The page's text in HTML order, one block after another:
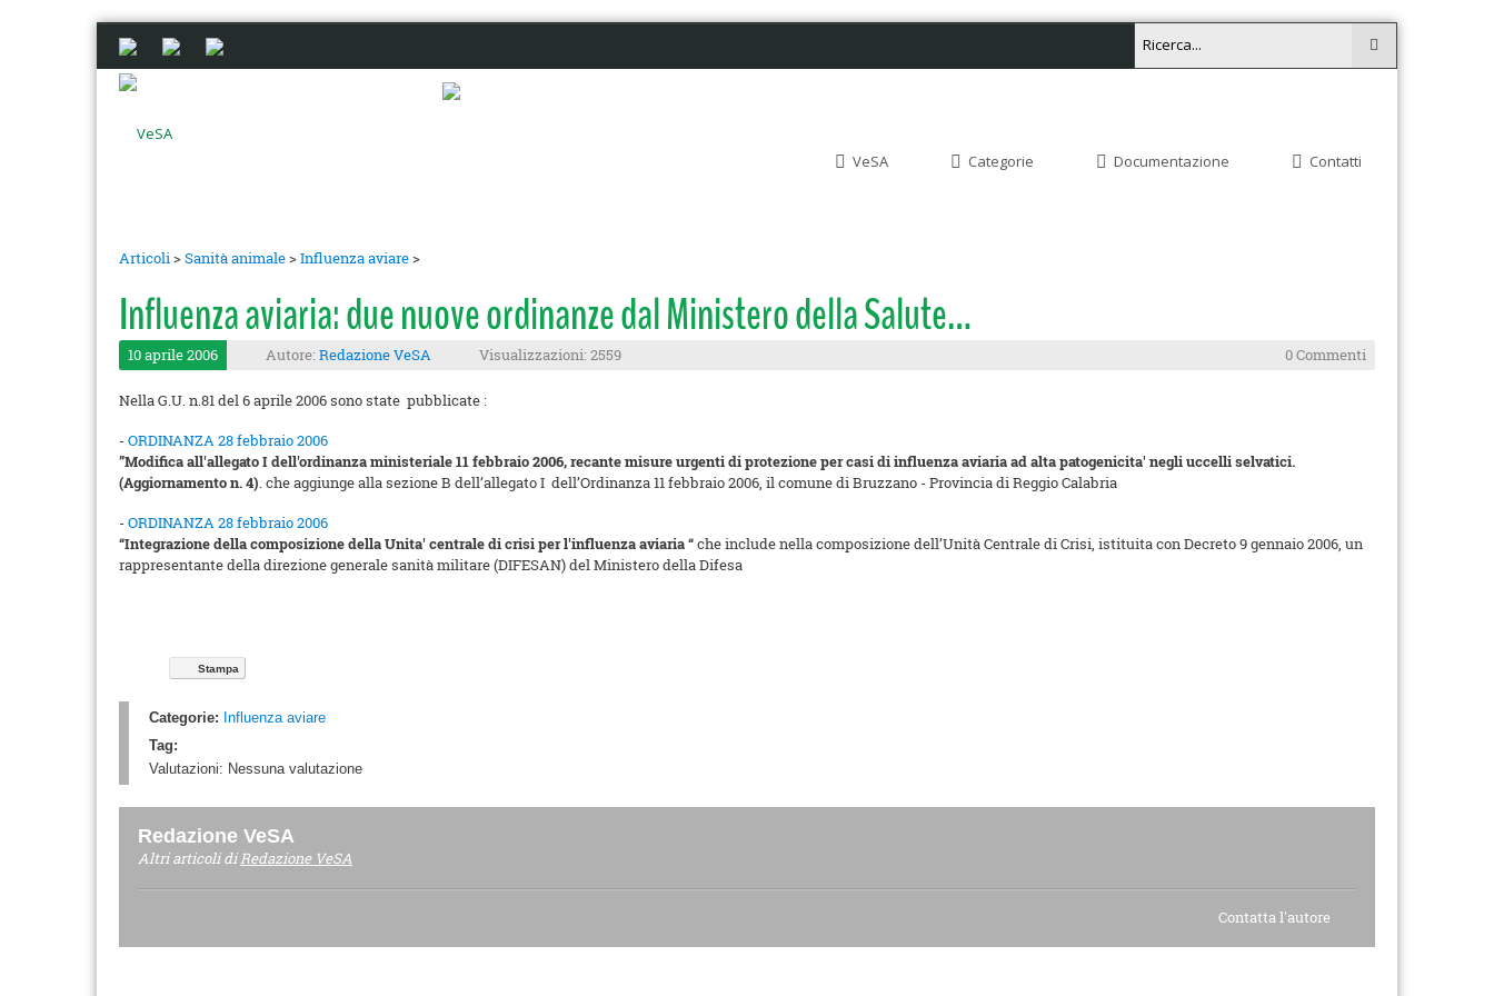
VeSA Categorie Documentazione Contatti
Articoli>Sanità animale>Influenza aviare>
Influenza aviaria: due nuove ordinanze dal Ministero della Salute…
10 aprile 2006 Autore: Redazione VeSA Visualizzazioni: 2559 0 Commenti
Nella G.U. n.81 del 6 aprile 2006 sono state pubblicate :
- ORDINANZA 28 febbraio 2006
”Modifica all'allegato I dell'ordinanza ministeriale 11 febbraio 2006, recante misure urgenti di protezione per casi di influenza aviaria ad alta patogenicita' negli uccelli selvatici.
(Aggiornamento n. 4). che aggiunge alla sezione B dell’allegato I dell’Ordinanza 11 febbraio 2006, il comune di Bruzzano - Provincia di Reggio Calabria
- ORDINANZA 28 febbraio 2006
“Integrazione della composizione della Unita' centrale di crisi per l'influenza aviaria “che include nella composizione dell’Unità Centrale di Crisi, istituita con Decreto 9 gennaio 2006, un
rappresentante della direzione generale sanità militare (DIFESAN) del Ministero della Difesa
Stampa
Categorie: Influenza aviare
Tag:
Valutazioni: Nessuna valutazione
Redazione VeSA
Altri articoli diRedazione VeSA
Contatta l'autore